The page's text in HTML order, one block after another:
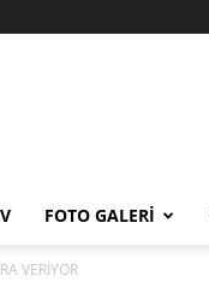
FOTO GALERI
VERİYOR